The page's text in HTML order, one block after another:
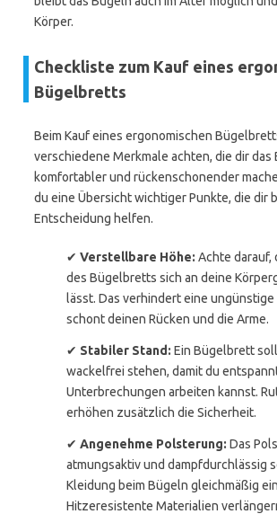
Körper.
Checkliste zum Kauf eines
Bügelbretts
Beim Kauf eines ergonomischen
verschiedene Merkmale achten, die dir das
komfortabler und rückenschonender
du eine Übersicht wichtiger Punkte, die dir
Entscheidung helfen.
✔ Verstellbare Höhe: Achte darauf,
des Bügelbretts sich an deine
lässt. Das verhindert eine ungünstige
schont deinen Rücken und die Arme.
✔ Stabiler Stand: Ein Bügelbrett
wackelfrei stehen, damit du
Unterbrechungen arbeiten kannst.
erhöhen zusätzlich die Sicherheit.
✔ Angenehme Polsterung: Das
atmungsaktiv und dampfdurchlässig
Kleidung beim Bügeln gleichmäßig
Hitzeresistente Materialien